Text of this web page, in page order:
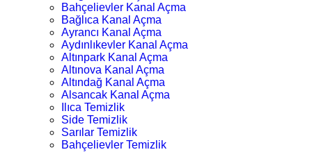
Bahçelievler Kanal Açma
Bağlıca Kanal Açma
Ayrancı Kanal Açma
Aydınlıkevler Kanal Açma
Altınpark Kanal Açma
Altınova Kanal Açma
Altındağ Kanal Açma
Alsancak Kanal Açma
Ilıca Temizlik
Side Temizlik
Sarılar Temizlik
Bahçelievler Temizlik